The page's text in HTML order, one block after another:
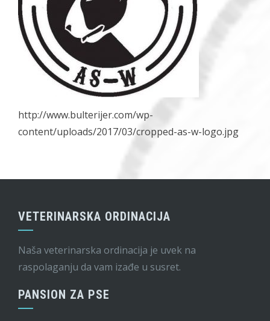
http://www.bulterijer.com/wp-
content/uploads/2017/03/cropped-as-w-logo.jpg
VETERINARSKA ORDINACIJA
Naša veterinarska ordinacija je uvek na
raspolaganju da vam izađe u susret.
PANSION ZA PSE